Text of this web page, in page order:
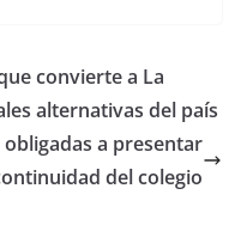
convierte a La
alternativas del país
a presentar
del colegio